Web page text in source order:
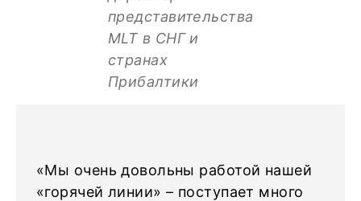
представительства
MLT в СНГ и
странах
Прибалтики
«Мы очень довольны работой нашей
«горячей линии» – поступает много